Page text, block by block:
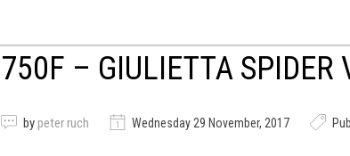
750F – GIULIETTA SPIDER
by peter ruch Wednesday 29 November, 2017